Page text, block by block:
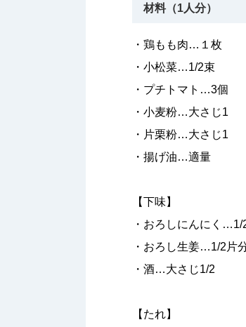
材料（1人分）
・鶏もも肉…１枚
・小松菜…1/2束
・プチトマト…3個
・小麦粉…大さじ1
・片栗粉…大さじ1
・揚げ油…適量
【下味】
・おろしにんにく…1/
・おろし生姜…1/2片
・酒…大さじ1/2
【たれ】